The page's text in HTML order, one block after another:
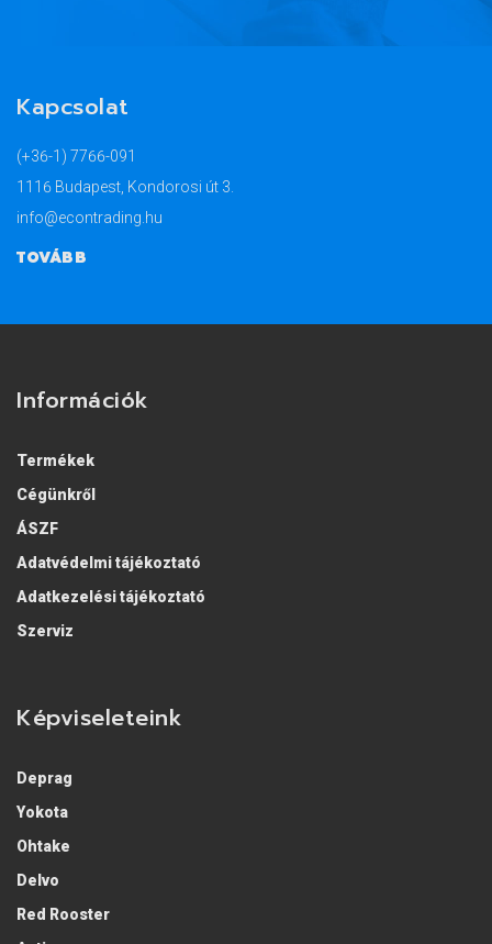
Kapcsolat
(+36-1) 7766-091
1116 Budapest, Kondorosi út 3.
info@econtrading.hu
TOVÁBB
Információk
Termékek
Cégünkről
ÁSZF
Adatvédelmi tájékoztató
Adatkezelési tájékoztató
Szerviz
Képviseleteink
Deprag
Yokota
Ohtake
Delvo
Red Rooster